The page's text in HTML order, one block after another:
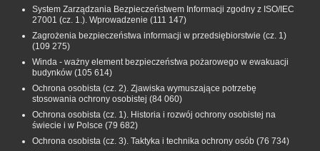
System Zarządzania Bezpieczeństwem Informacji zgodny z ISO/IEC
27001 (cz. 1.). Wprowadzenie (111 147)
Zagrożenia bezpieczeństwa informacji w przedsiębiorstwie (cz. 1)
(109 275)
Winda - ważny element bezpieczeństwa pożarowego w ewakuacji
budynków (105 614)
Ochrona osobista (cz. 2). Zjawiska wymuszające potrzebę
stosowania ochrony osobistej (84 060)
Ochrona osobista (cz. 1). Historia i rozwój ochrony osobistej na
świecie i w Polsce (79 682)
Ochrona osobista (cz. 3). Taktyka i technika ochrony osób (76 734)